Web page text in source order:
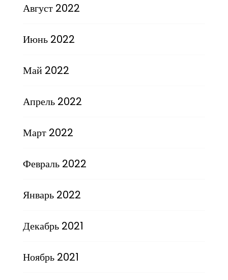
Август 2022
Июнь 2022
Май 2022
Апрель 2022
Март 2022
Февраль 2022
Январь 2022
Декабрь 2021
Ноябрь 2021